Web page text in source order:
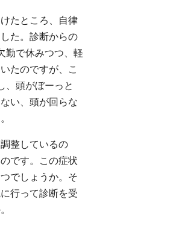
たところ、自律
た。診断からの
勤で休みつつ、軽
たのですが、こ
、頭がぼーっと
い、頭が回らな
整しているの
です。この症状
でしょうか。そ
行って診断を受